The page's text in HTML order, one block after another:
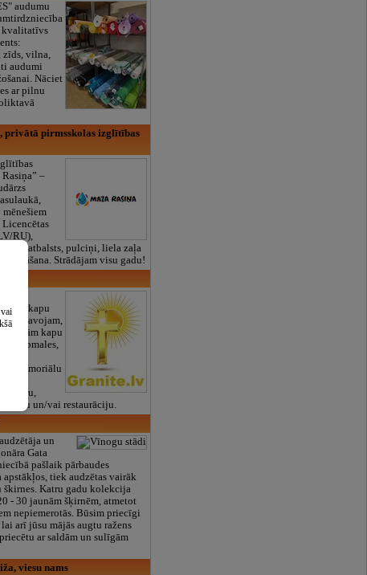
audumu
kvalitatīvs
vilna,
audumi
Nāciet
ar pilnu
privātā pirmsskolas izglītības
–
RU),
atbalsts, pulciņi, liela zaļa
ēdināšana. Strādājam visu gadu!
kapu
Izgatavojam,
kapu
apmales,
memoriālu
vietu,
un/vai restaurāciju.
un
Gata
pašlaik pārbaudes
apstākļos, tiek audzētas vairāk
škirnes. Katru gadu kolekcija
- 30 jaunām šķirnēm, atmetot
nepiemerotās. Būsim priecīgi
arī jūsu mājās augtu ražens
ar saldām un sulīgām
viesu nams